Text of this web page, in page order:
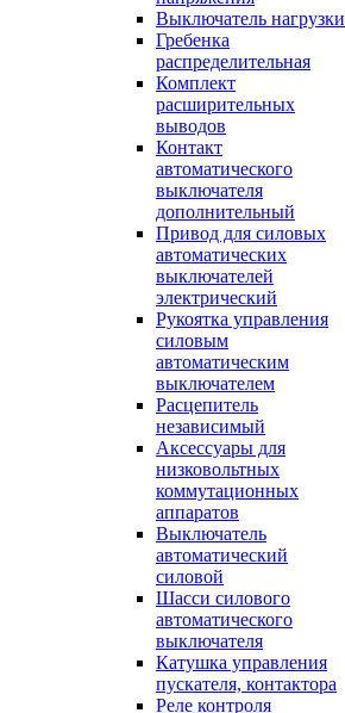
Выключатель нагрузки
Гребенка
распределительная
Комплект
расширительных
выводов
Контакт
автоматического
выключателя
дополнительный
Привод для силовых
автоматических
выключателей
электрический
Рукоятка управления
силовым
автоматическим
выключателем
Расцепитель
независимый
Аксессуары для
низковольтных
коммутационных
аппаратов
Выключатель
автоматический
силовой
Шасси силового
автоматического
выключателя
Катушка управления
пускателя, контактора
Реле контроля